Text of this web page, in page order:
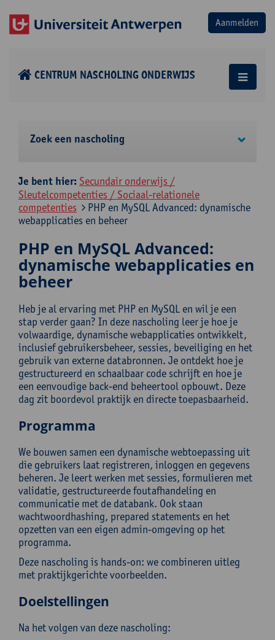
CENTRUM NASCHOLING ONDERWIJS
Zoek een nascholing
Je bent hier: Secundair onderwijs /
Sleutelcompetenties / Sociaal-relationele
competenties
PHP en MySQL Advanced: dynamische
webapplicaties en beheer
PHP en MySQL Advanced:
dynamische webapplicaties en
beheer
Heb je al ervaring met PHP en MySQL en wil je een
stap verder gaan? In deze nascholing leer je hoe je
volwaardige, dynamische webapplicaties ontwikkelt,
inclusief gebruikersbeheer, sessies, beveiliging en het
gebruik van externe databronnen. Je ontdekt hoe je
gestructureerd en schaalbaar code schrijft en hoe je
een eenvoudige back-end beheertool opbouwt. Deze
dag zit boordevol praktijk en directe toepasbaarheid.
Programma
We bouwen samen een dynamische webtoepassing uit
die gebruikers laat registreren, inloggen en gegevens
beheren. Je leert werken met sessies, formulieren met
validatie, gestructureerde foutafhandeling en
communicatie met de databank. Ook staan
wachtwoordhashing, prepared statements en het
opzetten van een eigen admin-omgeving op het
programma.
Deze nascholing is hands-on: we combineren uitleg
met praktijkgerichte voorbeelden.
Doelstellingen
Na het volgen van deze nascholing: